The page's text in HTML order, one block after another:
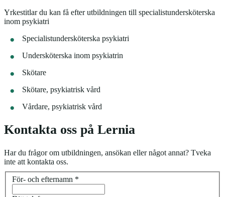
Yrkestitlar du kan få efter utbildningen till specialistundersköterska
inom psykiatri
Specialistundersköterska psykiatri
Undersköterska inom psykiatrin
Skötare
Skötare, psykiatrisk vård
Vårdare, psykiatrisk vård
Kontakta oss på Lernia
Har du frågor om utbildningen, ansökan eller något annat? Tveka
inte att kontakta oss.
För- och efternamn *